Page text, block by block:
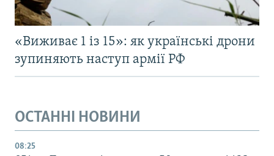
«Виживає 1 із 15»: як українські дрони
зупиняють наступ армії РФ
ОСТАННІ НОВИНИ
08:25